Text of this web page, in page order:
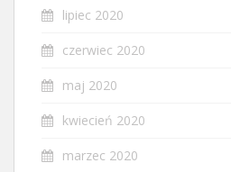
lipiec 2020
czerwiec 2020
maj 2020
kwiecień 2020
marzec 2020